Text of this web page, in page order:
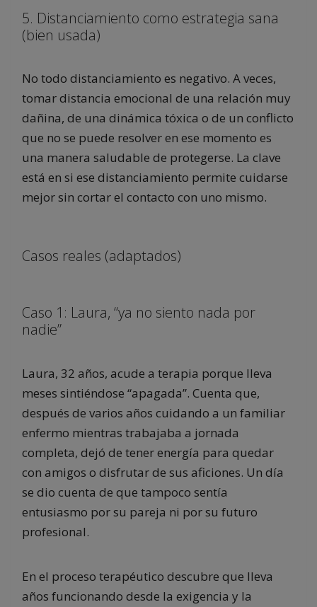
5. Distanciamiento como estrategia sana
(bien usada)
No todo distanciamiento es negativo. A veces,
tomar distancia emocional de una relación muy
dañina, de una dinámica tóxica o de un conflicto
que no se puede resolver en ese momento es
una manera saludable de protegerse. La clave
está en si ese distanciamiento permite cuidarse
mejor sin cortar el contacto con uno mismo.
Casos reales (adaptados)
Caso 1: Laura, “ya no siento nada por
nadie”
Laura, 32 años, acude a terapia porque lleva
meses sintiéndose “apagada”. Cuenta que,
después de varios años cuidando a un familiar
enfermo mientras trabajaba a jornada
completa, dejó de tener energía para quedar
con amigos o disfrutar de sus aficiones. Un día
se dio cuenta de que tampoco sentía
entusiasmo por su pareja ni por su futuro
profesional.
En el proceso terapéutico descubre que lleva
años funcionando desde la exigencia y la